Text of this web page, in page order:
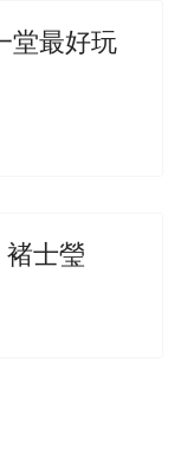
堂最好玩
褚士瑩